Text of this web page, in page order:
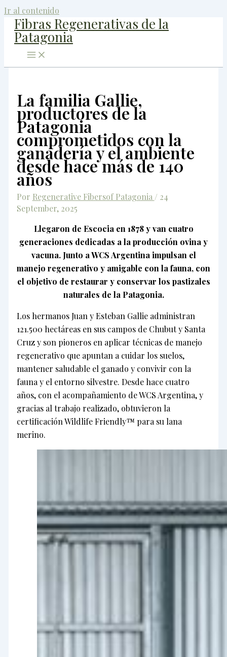
Ir al contenido
Fibras Regenerativas de la
Patagonia
La familia Gallie,
productores de la
Patagonia
comprometidos con la
ganadería y el ambiente
desde hace más de 140
años
Por Regenerative Fibersof Patagonia / 24
September, 2025
Llegaron de Escocia en 1878 y van cuatro
generaciones dedicadas a la producción ovina y
vacuna. Junto a WCS Argentina impulsan el
manejo regenerativo y amigable con la fauna, con
el objetivo de restaurar y conservar los pastizales
naturales de la Patagonia.
Los hermanos Juan y Esteban Gallie administran
121.500 hectáreas en sus campos de Chubut y Santa
Cruz y son pioneros en aplicar técnicas de manejo
regenerativo que apuntan a cuidar los suelos,
mantener saludable el ganado y convivir con la
fauna y el entorno silvestre. Desde hace cuatro
años, con el acompañamiento de WCS Argentina, y
gracias al trabajo realizado, obtuvieron la
certificación Wildlife Friendly™ para su lana
merino.